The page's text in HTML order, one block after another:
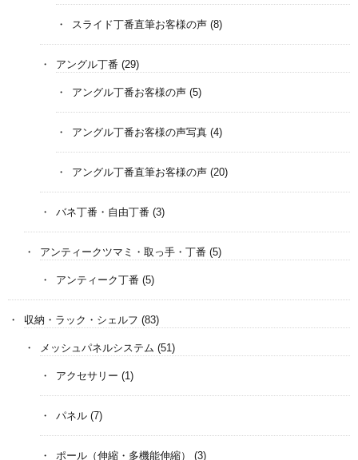
スライド丁番直筆お客様の声 (8)
アングル丁番 (29)
アングル丁番お客様の声 (5)
アングル丁番お客様の声写真 (4)
アングル丁番直筆お客様の声 (20)
バネ丁番・自由丁番 (3)
アンティークツマミ・取っ手・丁番 (5)
アンティーク丁番 (5)
収納・ラック・シェルフ (83)
メッシュパネルシステム (51)
アクセサリー (1)
パネル (7)
ポール（伸縮・多機能伸縮） (3)